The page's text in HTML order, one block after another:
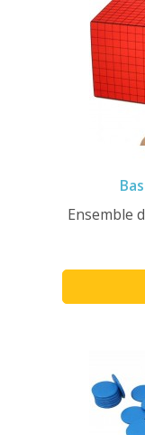
Ensemble